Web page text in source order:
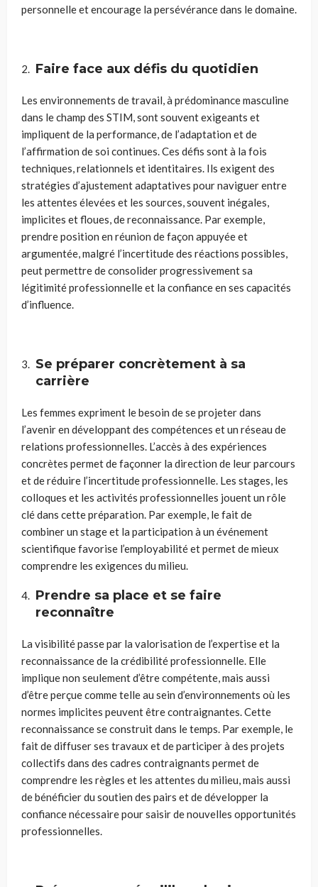
personnelle et encourage la persévérance dans le domaine.
Faire face aux défis du quotidien
Les environnements de travail, à prédominance masculine
dans le champ des STIM, sont souvent exigeants et
impliquent de la performance, de l’adaptation et de
l’affirmation de soi continues. Ces défis sont à la fois
techniques, relationnels et identitaires. Ils exigent des
stratégies d’ajustement adaptatives pour naviguer entre
les attentes élevées et les sources, souvent inégales,
implicites et floues, de reconnaissance. Par exemple,
prendre position en réunion de façon appuyée et
argumentée, malgré l’incertitude des réactions possibles,
peut permettre de consolider progressivement sa
légitimité professionnelle et la confiance en ses capacités
d’influence.
Se préparer concrètement à sa
carrière
Les femmes expriment le besoin de se projeter dans
l’avenir en développant des compétences et un réseau de
relations professionnelles. L’accès à des expériences
concrètes permet de façonner la direction de leur parcours
et de réduire l’incertitude professionnelle. Les stages, les
colloques et les activités professionnelles jouent un rôle
clé dans cette préparation. Par exemple, le fait de
combiner un stage et la participation à un événement
scientifique favorise l’employabilité et permet de mieux
comprendre les exigences du milieu.
Prendre sa place et se faire
reconnaître
La visibilité passe par la valorisation de l’expertise et la
reconnaissance de la crédibilité professionnelle. Elle
implique non seulement d’être compétente, mais aussi
d’être perçue comme telle au sein d’environnements où les
normes implicites peuvent être contraignantes. Cette
reconnaissance se construit dans le temps. Par exemple, le
fait de diffuser ses travaux et de participer à des projets
collectifs dans des cadres contraignants permet de
comprendre les règles et les attentes du milieu, mais aussi
de bénéficier du soutien des pairs et de développer la
confiance nécessaire pour saisir de nouvelles opportunités
professionnelles.